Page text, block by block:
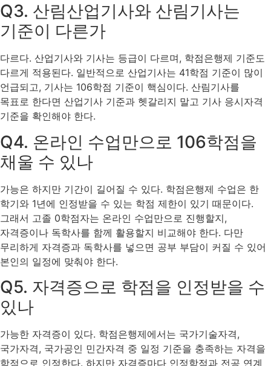
Q3. 산림산업기사와 산림기사는
기준이 다른가
다르다. 산업기사와 기사는 등급이 다르며, 학점은행제 기준도
다르게 적용된다. 일반적으로 산업기사는 41학점 기준이 많이
언급되고, 기사는 106학점 기준이 핵심이다. 산림기사를
목표로 한다면 산업기사 기준과 헷갈리지 말고 기사 응시자격
기준을 확인해야 한다.
Q4. 온라인 수업만으로 106학점을
채울 수 있나
가능은 하지만 기간이 길어질 수 있다. 학점은행제 수업은 한
학기와 1년에 인정받을 수 있는 학점 제한이 있기 때문이다.
그래서 고졸 0학점자는 온라인 수업만으로 진행할지,
자격증이나 독학사를 함께 활용할지 비교해야 한다. 다만
무리하게 자격증과 독학사를 넣으면 공부 부담이 커질 수 있어
본인의 일정에 맞춰야 한다.
Q5. 자격증으로 학점을 인정받을 수
있나
가능한 자격증이 있다. 학점은행제에서는 국가기술자격,
국가자격, 국가공인 민간자격 중 일정 기준을 충족하는 자격을
학점으로 인정한다. 하지만 자격증마다 인정학점과 전공 연계